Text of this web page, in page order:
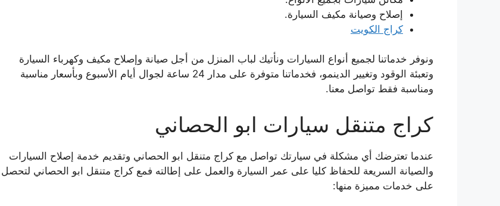
إصلاح وصيانة مكيف السيارة.
كراج الكويت
ونوفر خدماتنا لجميع أنواع السيارات ونأتيك لباب المنزل من أجل صيانة وإصلاح مكيف وكهرباء السيارة
وتعبئة الوقود وتغيير الدينمو، فخدماتنا متوفرة على مدار 24 ساعة لجوال أيام الأسبوع وبأسعار مناسبة
ومناسبة فقط تواصل معنا.
كراج متنقل سيارات ابو الحصاني
عندما تعترضك أي مشكلة في سيارتك تواصل مع كراج متنقل ابو الحصاني وتقديم خدمة إصلاح السيارات
والصيانة السريعة للحفاظ كليا على عمر السيارة والعمل على إطالته فمع كراج متنقل ابو الحصاني لتحصل
على خدمات مميزة منها: